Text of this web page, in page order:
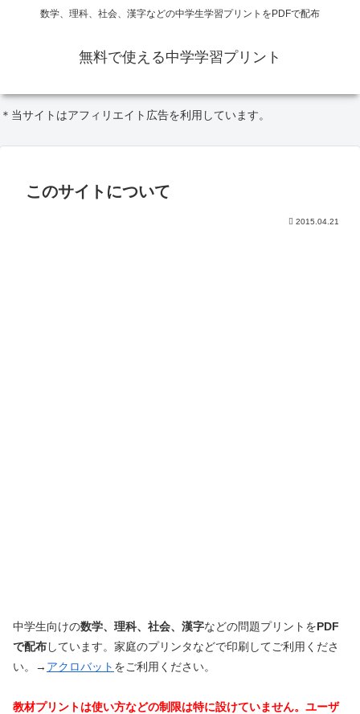
数学、理科、社会、漢字などの中学生学習プリントをPDFで配布
無料で使える中学学習プリント
＊当サイトはアフィリエイト広告を利用しています。
このサイトについて
2015.04.21
中学生向けの数学、理科、社会、漢字などの問題プリントをPDF
で配布しています。家庭のプリンタなどで印刷してご利用くださ
い。
→ アクロバット をご利用ください。
教材プリントは使い方などの制限は特に設けていません。 ユーザ